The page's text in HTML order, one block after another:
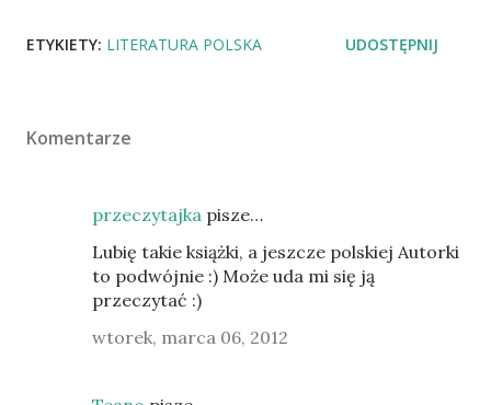
ETYKIETY: LITERATURA POLSKA UDOSTĘPNIJ
Komentarze
przeczytajka pisze…
Lubię takie książki, a jeszcze polskiej Autorki
to podwójnie :) Może uda mi się ją
przeczytać :)
wtorek, marca 06, 2012